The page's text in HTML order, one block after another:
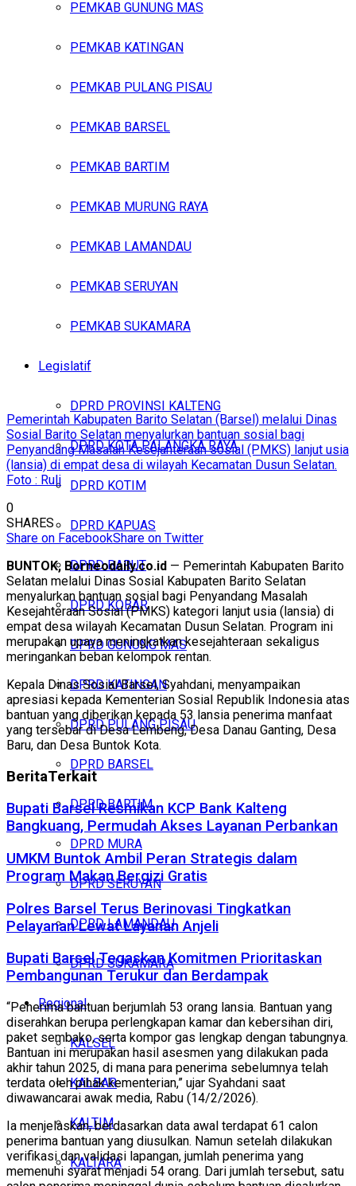
PEMKAB GUNUNG MAS
PEMKAB KATINGAN
PEMKAB PULANG PISAU
PEMKAB BARSEL
PEMKAB BARTIM
PEMKAB MURUNG RAYA
PEMKAB LAMANDAU
PEMKAB SERUYAN
PEMKAB SUKAMARA
Legislatif
DPRD PROVINSI KALTENG
DPRD KOTA PALANGKA RAYA
DPRD KOTIM
DPRD KAPUAS
DPRD BARUT
DPRD KOBAR
DPRD GUNUNG MAS
DPRD KATINGAN
DPRD PULANG PISAU
DPRD BARSEL
DPRD BARTIM
DPRD MURA
DPRD SERUYAN
DPRD LAMANDAU
DPRD SUKAMARA
Regional
KALSEL
KALBAR
KALTIM
KALTARA
Pemerintah Kabupaten Barito Selatan (Barsel) melalui Dinas
Sosial Barito Selatan menyalurkan bantuan sosial bagi
Penyandang Masalah Kesejahteraan sosial (PMKS) lanjut usia
(lansia) di empat desa di wilayah Kecamatan Dusun Selatan.
Foto : Ruli
0
SHARES
Share on FacebookShare on Twitter
BUNTOK, Borneodaily.co.id — Pemerintah Kabupaten Barito
Selatan melalui Dinas Sosial Kabupaten Barito Selatan
menyalurkan bantuan sosial bagi Penyandang Masalah
Kesejahteraan Sosial (PMKS) kategori lanjut usia (lansia) di
empat desa wilayah Kecamatan Dusun Selatan. Program ini
merupakan upaya meningkatkan kesejahteraan sekaligus
meringankan beban kelompok rentan.
Kepala Dinas Sosial Barsel, Syahdani, menyampaikan
apresiasi kepada Kementerian Sosial Republik Indonesia atas
bantuan yang diberikan kepada 53 lansia penerima manfaat
yang tersebar di Desa Lembeng, Desa Danau Ganting, Desa
Baru, dan Desa Buntok Kota.
BeritaTerkait
Bupati Barsel Resmikan KCP Bank Kalteng
Bangkuang, Permudah Akses Layanan Perbankan
UMKM Buntok Ambil Peran Strategis dalam
Program Makan Bergizi Gratis
Polres Barsel Terus Berinovasi Tingkatkan
Pelayanan Lewat Layanan Anjeli
Bupati Barsel Tegaskan Komitmen Prioritaskan
Pembangunan Terukur dan Berdampak
“Penerima bantuan berjumlah 53 orang lansia. Bantuan yang
diserahkan berupa perlengkapan kamar dan kebersihan diri,
paket sembako, serta kompor gas lengkap dengan tabungnya.
Bantuan ini merupakan hasil asesmen yang dilakukan pada
akhir tahun 2025, di mana para penerima sebelumnya telah
terdata oleh pihak kementerian,” ujar Syahdani saat
diwawancarai awak media, Rabu (14/2/2026).
Ia menjelaskan, berdasarkan data awal terdapat 61 calon
penerima bantuan yang diusulkan. Namun setelah dilakukan
verifikasi dan validasi lapangan, jumlah penerima yang
memenuhi syarat menjadi 54 orang. Dari jumlah tersebut, satu